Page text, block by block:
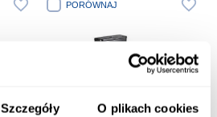
Szczegóły O plikach cookies
PORÓWNAJ